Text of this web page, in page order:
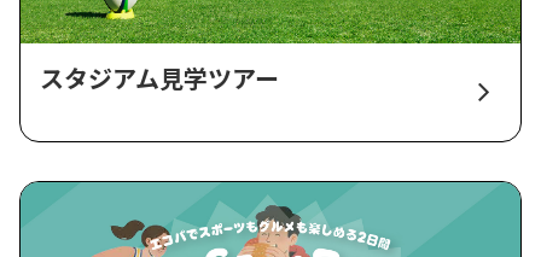
スタジアム見学ツアー